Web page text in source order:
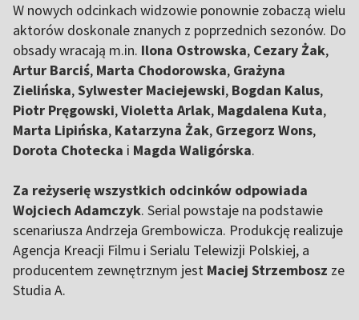
W nowych odcinkach widzowie ponownie zobaczą wielu
aktorów doskonale znanych z poprzednich sezonów. Do
obsady wracają m.in. Ilona Ostrowska, Cezary Żak,
Artur Barciś, Marta Chodorowska, Grażyna
Zielińska,Sylwester Maciejewski, Bogdan Kalus,
Piotr Pręgowski,Violetta Arlak, Magdalena Kuta,
Marta Lipińska, Katarzyna Żak, Grzegorz Wons,
Dorota Chotecka i Magda Waligórska.
Za reżyserię wszystkich odcinków odpowiada
Wojciech Adamczyk. Serial powstaje na podstawie
scenariusza Andrzeja Grembowicza. Produkcję realizuje
Agencja Kreacji Filmu i Serialu Telewizji Polskiej, a
producentem zewnętrznym jest Maciej Strzembosz ze
Studia A.